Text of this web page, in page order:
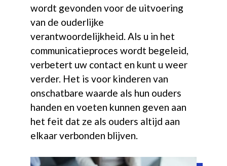
wordt gevonden voor de uitvoering
van de ouderlijke
verantwoordelijkheid. Als u in het
communicatieproces wordt begeleid,
verbetert uw contact en kunt u weer
verder. Het is voor kinderen van
onschatbare waarde als hun ouders
handen en voeten kunnen geven aan
het feit dat ze als ouders altijd aan
elkaar verbonden blijven.